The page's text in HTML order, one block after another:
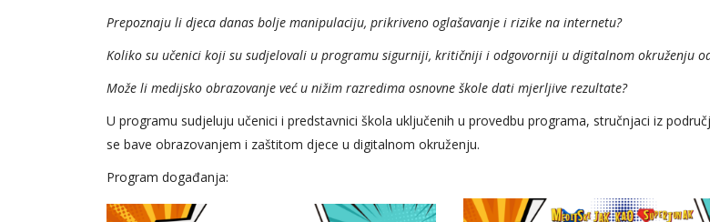
Prepoznaju li djeca danas bolje manipulaciju, prikriveno oglašavanje i rizike na internetu?
Koliko su učenici koji su sudjelovali u programu sigurniji, kritičniji i odgovorniji u digitalnom okruženju
Može li medijsko obrazovanje već u nižim razredima osnovne škole dati mjerljive rezultate?
U programu sudjeluju učenici i predstavnici škola uključenih u provedbu programa, stručnjaci iz
se bave obrazovanjem i zaštitom djece u digitalnom okruženju.
Program događanja: